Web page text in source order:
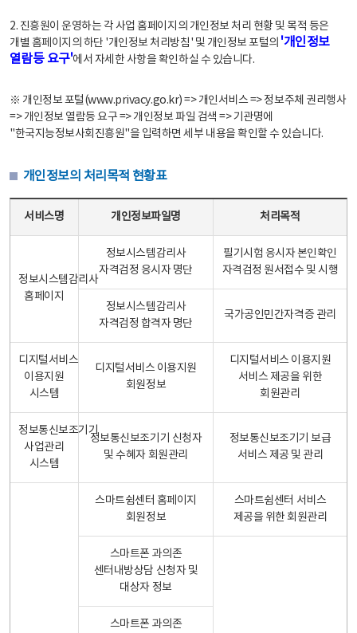
2. 진흥원이 운영하는 각 사업 홈페이지의 개인정보 처리 현황 및 목적 등은
개별 홈페이지의 하단 '개인정보 처리방침' 및 개인정보 포털의 '개인정보
열람등 요구'에서 자세한 사항을 확인하실 수 있습니다.
※ 개인정보 포털(www.privacy.go.kr) => 개인서비스 => 정보주체 권리행사
=> 개인정보 열람등 요구 => 개인정보 파일 검색 => 기관명에
"한국지능정보사회진흥원"을 입력하면 세부 내용을 확인할 수 있습니다.
개인정보의 처리목적 현황표
서비스명 개인정보파일명 처리목적
정보시스템감리사
홈페이지
정보시스템감리사
자격검정 응시자 명단
필기시험 응시자 본인확인
자격검정 원서접수 및 시행
정보시스템감리사
자격검정 합격자 명단
국가공인민간자격증 관리
디지털서비스
이용지원
시스템
디지털서비스 이용지원
회원정보
디지털서비스 이용지원
서비스 제공을 위한
회원관리
정보통신보조기기
사업관리
시스템
정보통신보조기기 신청자
및 수혜자 회원관리
정보통신보조기기 보급
서비스 제공 및 관리
스마트쉼센터 홈페이지
회원정보
스마트쉼센터 서비스
제공을 위한 회원관리
스마트폰 과의존
센터내방상담 신청자 및
대상자 정보
스마트폰 과의존